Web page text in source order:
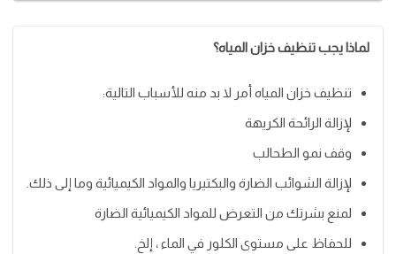
لماذا يجب تنظيف خزان المياه؟
تنظيف خزان المياه أمر لا بد منه للأسباب التالية:
لإزالة الرائحة الكريهة
وقف نمو الطحالب
لإزالة الشوائب الضارة والبكتيريا والمواد الكيميائية وما إلى ذلك.
لمنع بشرتك من التعرض للمواد الكيميائية الضارة
للحفاظ على مستوى الكلور في الماء ، إلخ.